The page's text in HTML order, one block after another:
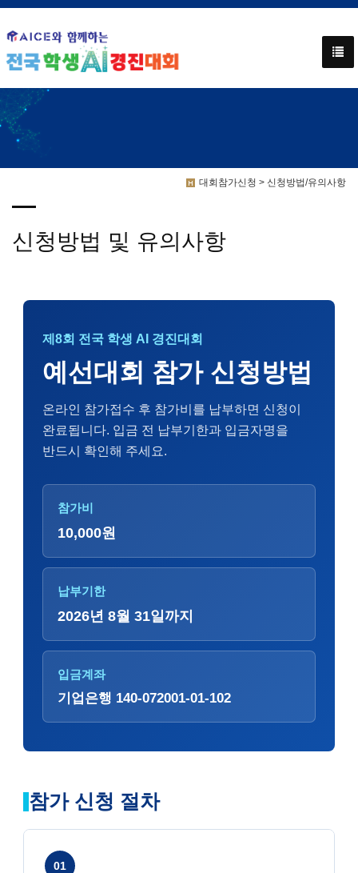
대회참가신청 > 신청방법/유의사항
신청방법 및 유의사항
제8회 전국 학생 AI 경진대회
예선대회 참가 신청방법
온라인 참가접수 후 참가비를 납부하면 신청이
완료됩니다. 입금 전 납부기한과 입금자명을
반드시 확인해 주세요.
참가비
10,000원
납부기한
2026년 8월 31일까지
입금계좌
기업은행 140-072001-01-102
참가 신청 절차
01